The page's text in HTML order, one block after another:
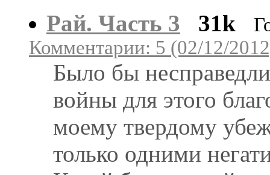
Рай. Часть 3
31k
Комментарии: 5 (02/12/
Было бы
войны для этого
моему твердому
только одними